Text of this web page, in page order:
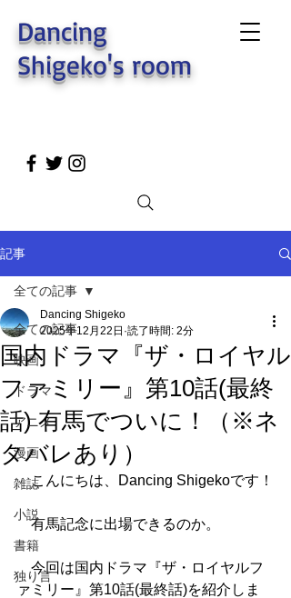
Dancing
Shigeko's room
記事
全ての記事
映画
ドラマ
アニメ
漫画
雑誌
小説
書籍
独り言
全ての記事
国内ドラマ『ザ・ロイヤル
ファミリー』第10話(最終
話) 有馬でついに！（※ネ
タバレあり）
Dancing Shigeko
2025年12月22日 読了時間: 2分
こんにちは、Dancing Shigekoです！
有馬記念に出場できるのか。
今回は国内ドラマ『ザ・ロイヤルフ
ァミリー』第10話(最終話)を紹介しま